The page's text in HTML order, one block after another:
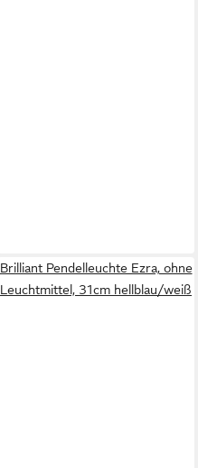
Brilliant Pendelleuchte Ezra, ohne
Leuchtmittel, 31cm hellblau/weiß